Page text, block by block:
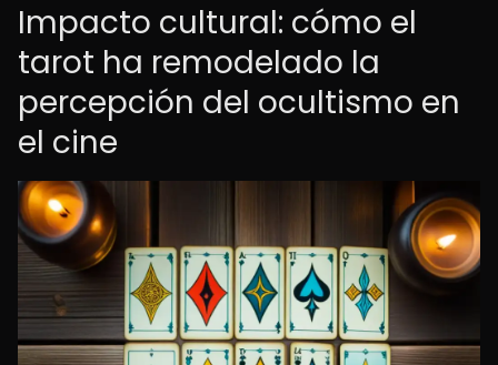
Impacto cultural: cómo el
tarot ha remodelado la
percepción del ocultismo en
el cine